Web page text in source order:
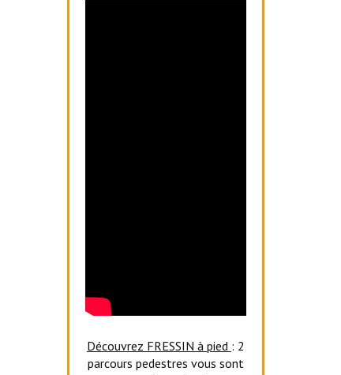
Découvrez FRESSIN à pied : 2
parcours pedestres vous sont